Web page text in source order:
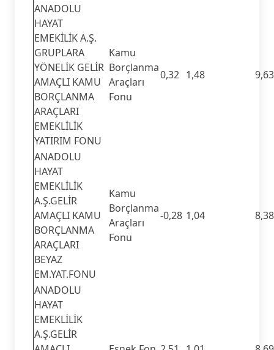
ANADOLU
HAYAT
EMEKİLİK A.Ş.
GRUPLARA
YÖNELİK GELİR
AMAÇLI KAMU
BORÇLANMA
ARAÇLARI
EMEKLİLİK
YATIRIM FONU
Kamu
Borçlanma
Araçları
Fonu
0,32 1,48 9,63
ANADOLU
HAYAT
EMEKLİLİK
A.Ş.GELİR
AMAÇLI KAMU
BORÇLANMA
ARAÇLARI
BEYAZ
EM.YAT.FONU
Kamu
Borçlanma
Araçları
Fonu
-0,28 1,04 8,38
ANADOLU
HAYAT
EMEKLİLİK
A.Ş.GELİR